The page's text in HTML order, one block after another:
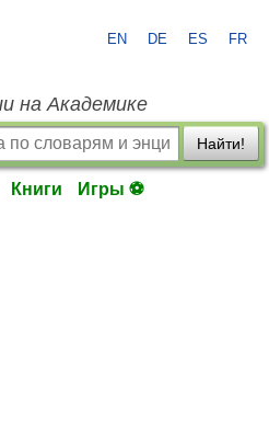
EN DE ES FR
на Академике
Найти!
Книги Игры ⚽